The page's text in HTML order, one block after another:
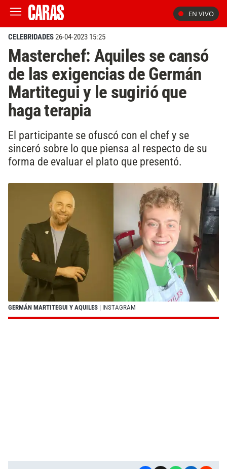
EN VIVO
CELEBRIDADES26-04-2023 15:25
Masterchef: Aquiles se cansó
de las exigencias de Germán
Martitegui y le sugirió que
haga terapia
El participante se ofuscó con el chef y se
sinceró sobre lo que piensa al respecto de su
forma de evaluar el plato que presentó.
GERMÁN MARTITEGUI Y AQUILES | INSTAGRAM